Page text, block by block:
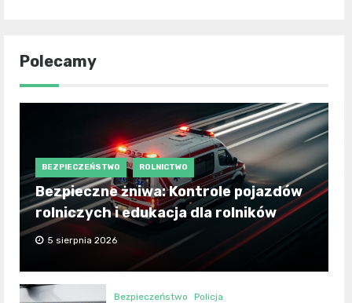
Polecamy
BEZPIECZEŃSTWO ROLNICTWO
Bezpieczne żniwa: Kontrole pojazdów
rolniczych i edukacja dla rolników
5 sierpnia 2026
Bezpieczeństwo Policja